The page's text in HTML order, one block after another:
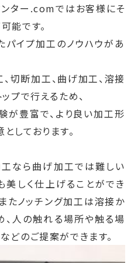
ター.comではお客様にそ
能です。
イプ加工のノウハウがあ
切断加工、曲げ加工、溶接
プで行えるため、
豊富で、より良い加工形
しております。
なら曲げ加工では難しい
しく仕上げることができ
たノッチング加工は溶接か
人の触れる場所や触る場
どのご提案ができます。